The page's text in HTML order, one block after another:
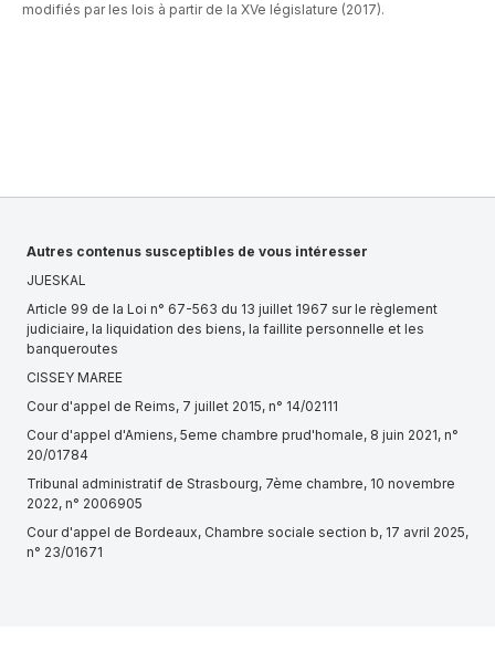
modifiés par les lois à partir de la XVe législature (2017).
Autres contenus susceptibles de vous intéresser
JUESKAL
Article 99 de la Loi n° 67-563 du 13 juillet 1967 sur le règlement
judiciaire, la liquidation des biens, la faillite personnelle et les
banqueroutes
CISSEY MAREE
Cour d'appel de Reims, 7 juillet 2015, n° 14/02111
Cour d'appel d'Amiens, 5eme chambre prud'homale, 8 juin 2021, n°
20/01784
Tribunal administratif de Strasbourg, 7ème chambre, 10 novembre
2022, n° 2006905
Cour d'appel de Bordeaux, Chambre sociale section b, 17 avril 2025,
n° 23/01671